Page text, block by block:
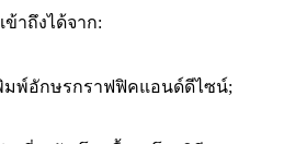
าถึงได้จาก:
มพ์อักษรกราฟฟิคแอนด์ดีไซน์;